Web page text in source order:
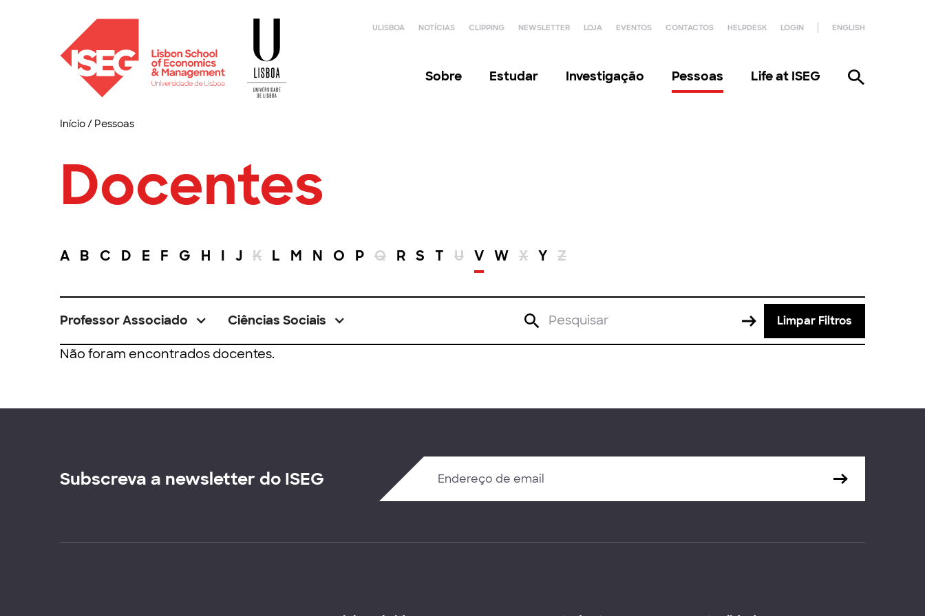
ULISBOA NOTÍCIAS CLIPPING NEWSLETTER LOJA EVENTOS CONTACTOS HELPDESK LOGIN ENGLISH
Sobre Estudar Investigação Pessoas Life at ISEG
Início/ Pessoas
Docentes
A B C D E F G H I J K L M N O P Q R S T U V W X Y Z
Professor Associado Ciências Sociais Limpar Filtros
Não foram encontrados docentes.
Subscreva a newsletter do ISEG